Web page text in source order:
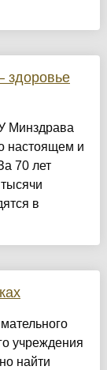
здоровье
Минздрава
настоящем и
70 лет
в
учреждения
найти